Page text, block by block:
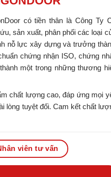
có tiền thân là Công Ty
sản xuất, phân phối các loại
nỗ lực xây dựng và trưởng
chứng nhận ISO, chứng
một trong những thương
chất lượng cao, đáp ứng mọi
lòng tuyệt đối. Cam kết chất
viên tư vấn